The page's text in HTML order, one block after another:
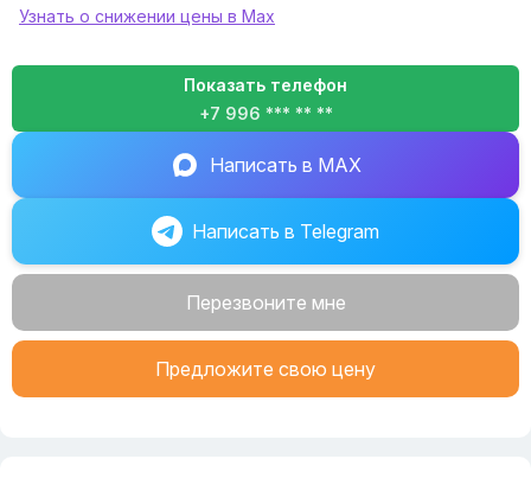
подтверждаются через личный кабинет партнера.
первого бизнес-проекта.
Подробная информация предоставляется по запросу.
Узнать о снижении цены в Max
Показать телефон
+7 996 *** ** **
Написать в MAX
Написать в Telegram
Перезвоните мне
Предложите свою цену